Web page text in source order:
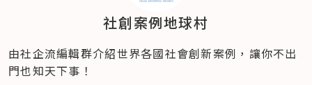
社創案例地球村
由社企流編輯群介紹世界各國社會創新案例，讓你不出
門也知天下事！